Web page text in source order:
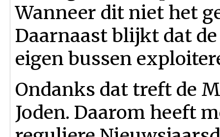
Wanneer dit niet het
Daarnaast blijkt dat
eigen bussen
Ondanks dat treft de
Joden. Daarom heeft